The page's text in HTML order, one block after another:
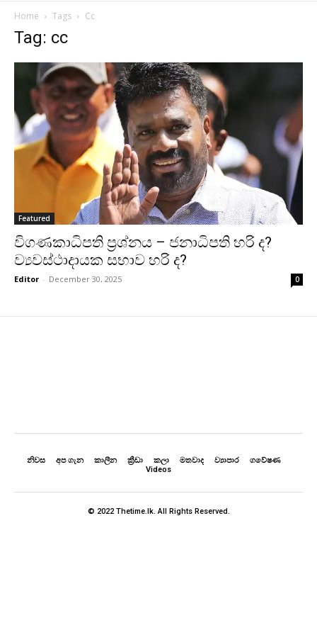
Home Tags Cc
Tag: cc
Featured
විගණකාධිපති ප්‍රශ්නය – ජනාධිපති හරි ද?
ව්‍යවස්ථාදායක සභාව හරි ද?
Editor - December 30, 2025 0
නිවස අප ගැන කාලීන ක්‍රීඩා කලා මතවාද ව්‍යාපාර
ගවේෂණ
Videos
© 2022 Thetime.lk. All Rights Reserved.